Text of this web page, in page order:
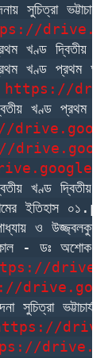
সুচিত্রা
প্রথম খণ্ড
প্রথম খণ্ড
https://
দ্বিতীয় খণ্ড
দ্বিতীয় খণ্ড
ইতিহাস
ও
- ডঃ অশোক
সুচিত্রা